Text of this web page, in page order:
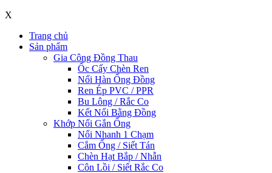
X
Trang chủ
Sản phẩm
Gia Công Đồng Thau
Ốc Cấy Chèn Ren
Nối Hàn Ống Đồng
Ren Ép PVC / PPR
Bu Lông / Rắc Co
Kết Nối Bằng Đồng
Khớp Nối Gắn Ống
Nối Nhanh 1 Chạm
Cắm Ống / Siết Tán
Chèn Hạt Bắp / Nhẫn
Côn Lồi / Siết Rắc Co